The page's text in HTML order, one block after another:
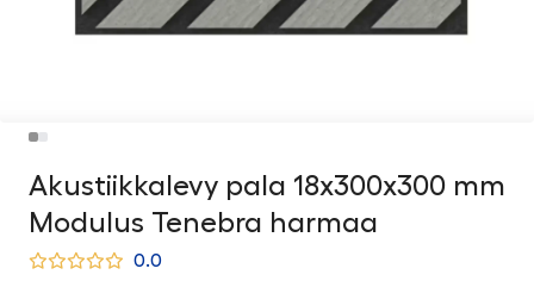
Akustiikkalevy pala 18x300x300 mm
Modulus Tenebra harmaa
0.0